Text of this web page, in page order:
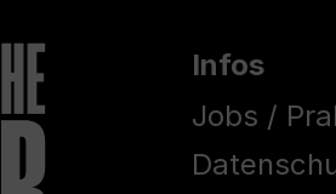
Infos
Jobs /